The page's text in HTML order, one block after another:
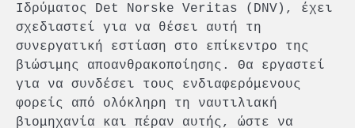
Ιδρύματος Det Norske Veritas (DNV), έχει
σχεδιαστεί για να θέσει αυτή τη
συνεργατική εστίαση στο επίκεντρο της
βιώσιμης αποανθρακοποίησης. Θα εργαστεί
για να συνδέσει τους ενδιαφερόμενους
φορείς από ολόκληρη τη ναυτιλιακή
βιομηχανία και πέραν αυτής, ώστε να